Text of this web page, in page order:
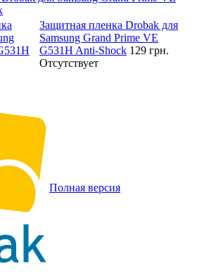
Защитная пленка Drobak для
Samsung Grand Prime VE
G531H Anti-Shock 129 грн.
Отсутствует
Полная версия